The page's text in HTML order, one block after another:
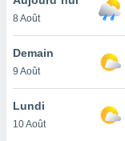
et
»,
au
vous
qu'ils
8 Août
Demain
9 Août
Lundi
10 Août